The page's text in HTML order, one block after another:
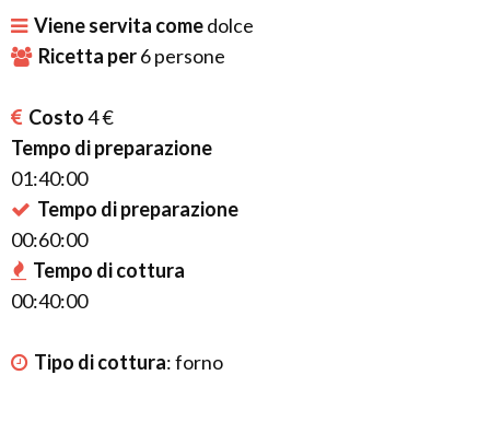
Viene servita comedolce
Ricetta per6persone
Costo4 €
Tempo di preparazione
01:40:00
Tempo di preparazione
00:60:00
Tempo di cottura
00:40:00
Tipo di cottura:forno